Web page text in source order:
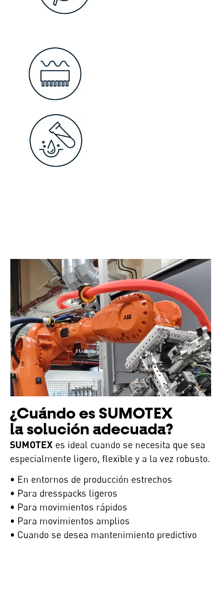
¿Cuándo es SUMOTEX
la solución adecuada?
SUMOTEX es ideal cuando se necesita que sea
especialmente ligero, flexible y a la vez robusto.
• En entornos de producción estrechos
• Para dresspacks ligeros
• Para movimientos rápidos
• Para movimientos amplios
• Cuando se desea mantenimiento predictivo